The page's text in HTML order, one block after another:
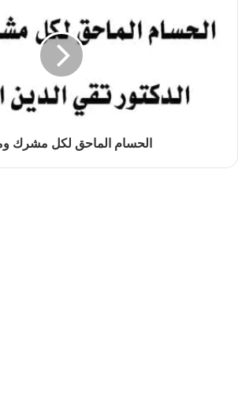
الحسام الماحق لكل مشرك